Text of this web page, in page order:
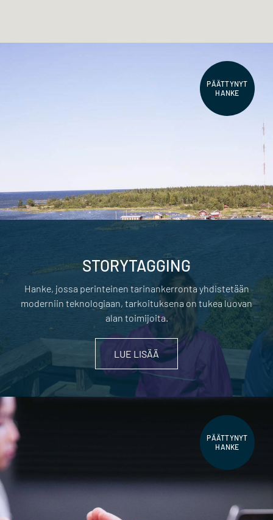
PÄÄTTYNYT
HANKE
STORYTAGGING
Hanke, jossa perinteinen tarinankerronta yhdistetään
moderniin teknologiaan, tarkoituksena on tukea luovan
alan toimijoita.
LUE LISÄÄ
PÄÄTTYNYT
HANKE